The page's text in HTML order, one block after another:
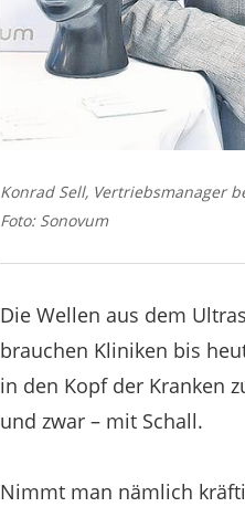
Konrad Sell, Vertriebsmanager
Foto: Sonovum
Die Wellen aus dem
brauchen Kliniken bis
in den Kopf der Kranken
und zwar – mit Schall.
Nimmt man nämlich